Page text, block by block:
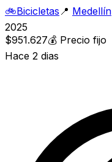
🚲Bicicletas 📍 Medellín
2025
$951.627💰 Precio fijo
Hace 2 dias